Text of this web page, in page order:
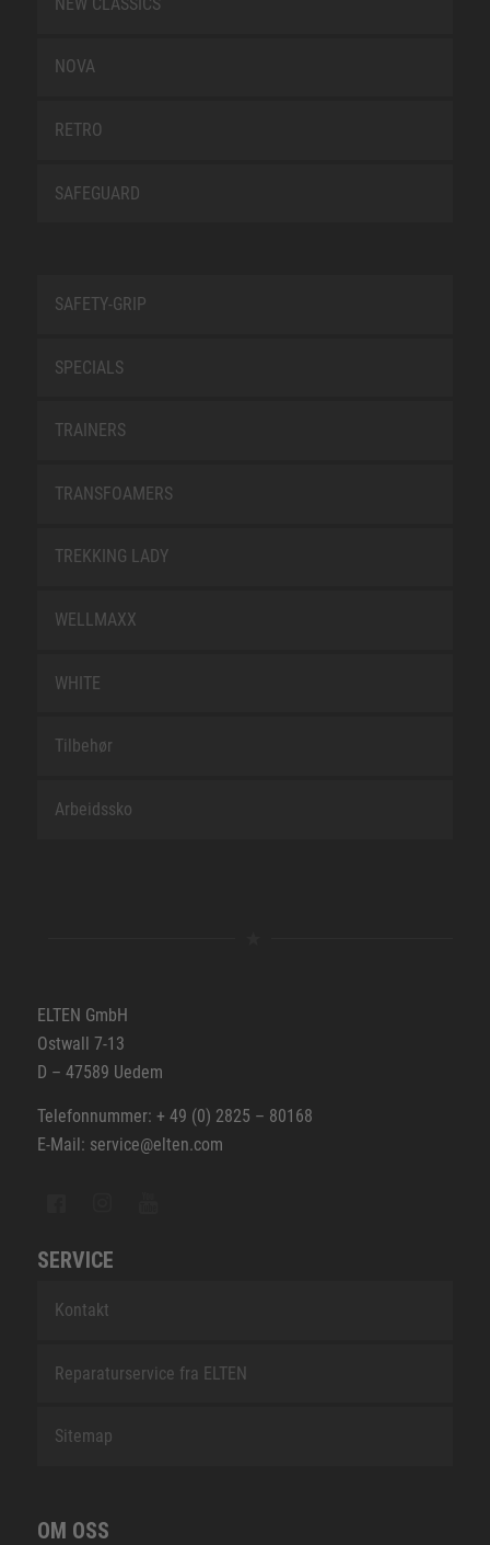
NOVA
RETRO
SAFEGUARD
SAFETY-GRIP
SPECIALS
TRAINERS
TRANSFOAMERS
TREKKING LADY
WELLMAXX
WHITE
Tilbehør
Arbeidssko
ELTEN GmbH
Ostwall 7-13
D – 47589 Uedem
Telefonnummer: + 49 (0) 2825 – 80168
E-Mail: service@elten.com
SERVICE
Kontakt
Reparaturservice fra ELTEN
Sitemap
OM OSS